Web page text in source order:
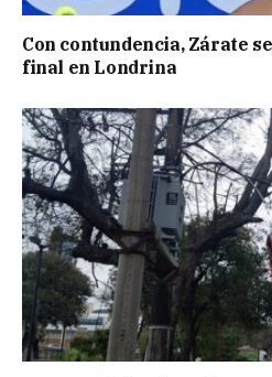
Con contundencia, Zárate
final en Londrina